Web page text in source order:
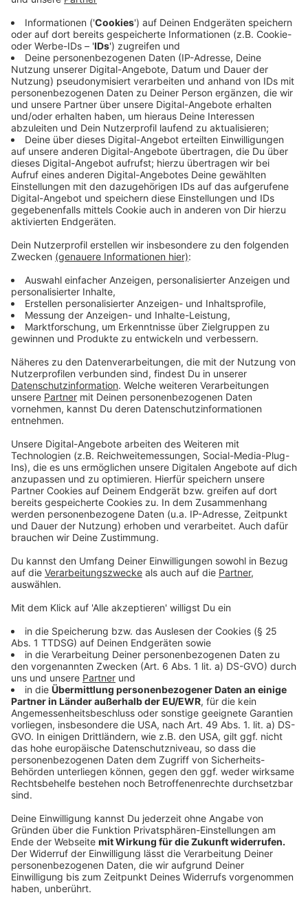
Anzeige
Ministerin will “beste und gerechte Bildung”
erreichen
Anzeige
NRW-Schulministerin Gebauer sagte in Düsseldorf:
“Die Talentschulen NRW sollen ein Beitrag sein für
beste und gerechte Bildungschancen für alle
Schülerinnen und Schüler. Gerade wenn sie aufgrund
ungleicher Startbedingungen Nachteile haben. Wir
kommen unserem Ziel näher, Kindern und Jugendlichen
unabhängig von ihrer Herkunft mehr individuelle
Chancen auf eine erfolgreiche Bildungskarriere zu
ermöglichen.”
Anzeige
Merkel lobt die Idee als beispielhaft
Anzeige
weitere Schulen ausgewählt, die mit besonderer
Ausstattung für mehr Bildungsgerechtigkeit von
Kindern aus sozial benachteiligten Familien sorgen
sollen. 98 Schulen hatten sich um diese besondere
Förderung beworben. Kanzlerin Merkel hatte das
Programm in einer ihrer Video-Botschaften sogar als
allgemeinbildende Schulen und neun berufsbildende
Schulen. Davon befinden sich jeweils sechs in den
Regierungsbezirken Arnsberg und Köln, eine Schule im
Regierungsbezirk Detmold, sieben im Bezirk
Düsseldorf und fünf im Bezirk Münster. Ob die Idee
der Talentschulen aufgeht, soll wissenschaftlich
begleitet und ausgewertet werden.
Anzeige
Von Gewerkschaften und Opposition kommt
massive Kritik
Anzeige
Die Gewerkschaft Bildung und Erziehung (VBE) übt
unter anderem massive Kritik. Der Landesvorsitzende
des Verbandes, Stefan Behlau sagt: "Schulen in einen
Wettbewerb um bessere Ressourcen und mehr
Personal zu schicken ist mehr als bedenklich. Ein